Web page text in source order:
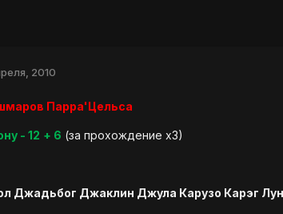
2010
Парра'Цельса
- 12 + 6 (за прохождение х3)
Джадьбог Джаклин Джула Карузо Карэг